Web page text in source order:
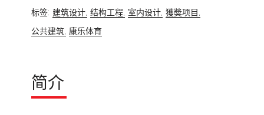
标签: 建筑设计, 结构工程, 室内设计, 獲奬项目,
公共建筑, 康乐体育
简介